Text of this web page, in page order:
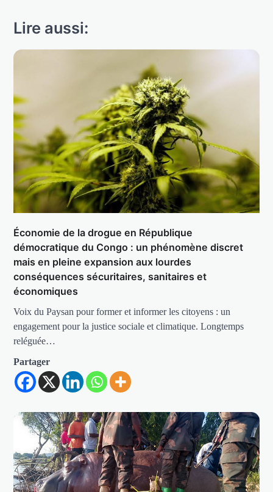
Lire aussi:
Économie de la drogue en République
démocratique du Congo : un phénomène discret
mais en pleine expansion aux lourdes
conséquences sécuritaires, sanitaires et
économiques
Voix du Paysan pour former et informer les citoyens : un
engagement pour la justice sociale et climatique. Longtemps
reléguée…
Partager